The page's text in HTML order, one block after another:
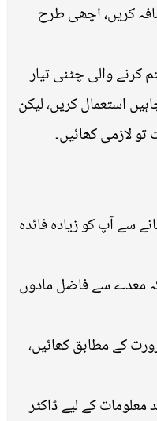
کریں، اچھی طرح
کرنے والی چٹنی تیار
استعمال کریں، لیکن
لازمی کھائیں۔
سے آپ کو زیادہ فائدہ
معدے سے فاضل مادوں
کے مطابق کھائیں،
کے لیے ڈاکٹر